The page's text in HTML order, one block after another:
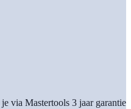
via Mastertools 3 jaar garantie